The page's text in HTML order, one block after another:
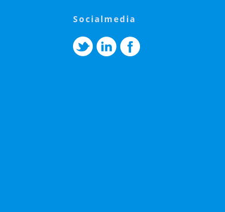
socialmedia